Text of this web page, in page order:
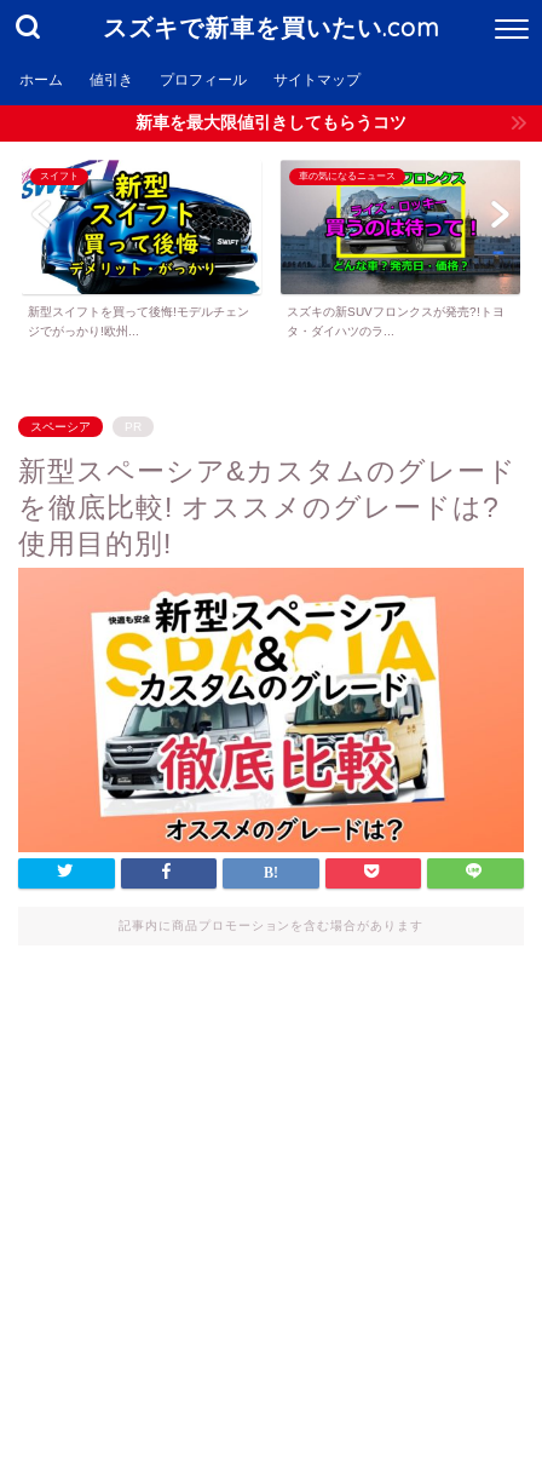
スズキで新車を買いたい.com
ホーム 値引き プロフィール サイトマップ
新車を最大限値引きしてもらうコツ
スイフト
新型スイフトを買って後悔!モデルチェン
ジでがっかり!欧州...
車の気になるニュース
スズキの新SUVフロンクスが発売?!トヨ
タ・ダイハツのラ...
スペーシア PR
新型スペーシア&カスタムのグレード
を徹底比較! オススメのグレードは?
使用目的別!
記事内に商品プロモーションを含む場合があります